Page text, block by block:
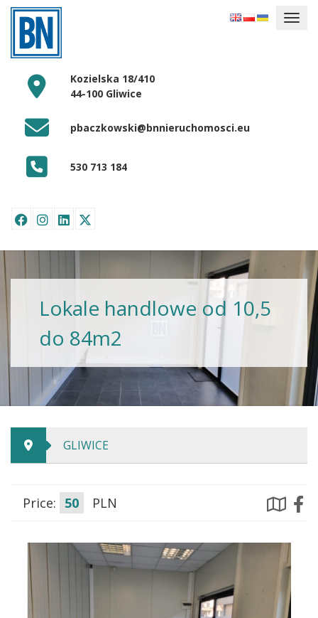
Kozielska 18/410
44-100 Gliwice
pbaczkowski@bnnieruchomosci.eu
530 713 184
Lokale handlowe od 10,5
do 84m2
GLIWICE
Price: 50 PLN